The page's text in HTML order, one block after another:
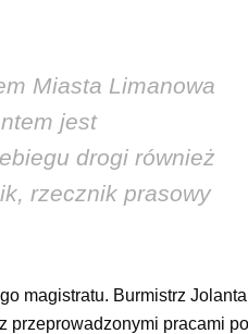
Miasta Limanowa
jest
drogi również
rzecznik prasowy
magistratu. Burmistrz
przeprowadzonymi pracami